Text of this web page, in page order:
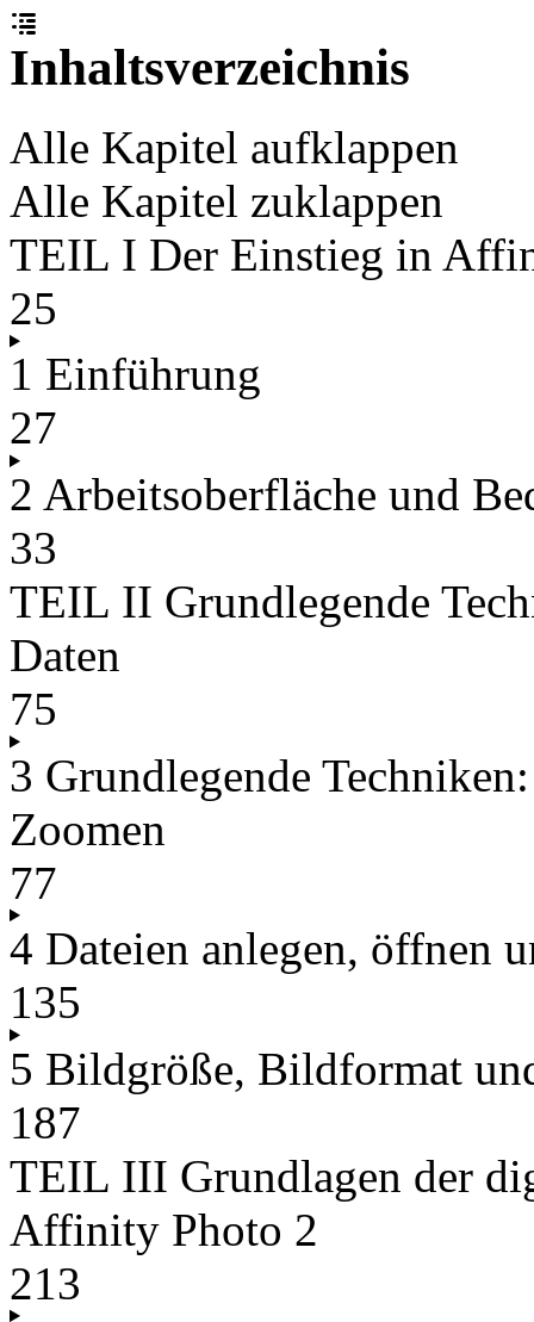
Inhaltsverzeichnis
Alle Kapitel aufklappen
Alle Kapitel zuklappen
TEIL I Der Einstieg in
25
1 Einführung
27
2 Arbeitsoberfläche und
33
TEIL II Grundlegende
Daten
75
3 Grundlegende
Zoomen
77
4 Dateien anlegen, öffnen
135
5 Bildgröße, Bildformat
187
TEIL III Grundlagen der
Affinity Photo 2
213